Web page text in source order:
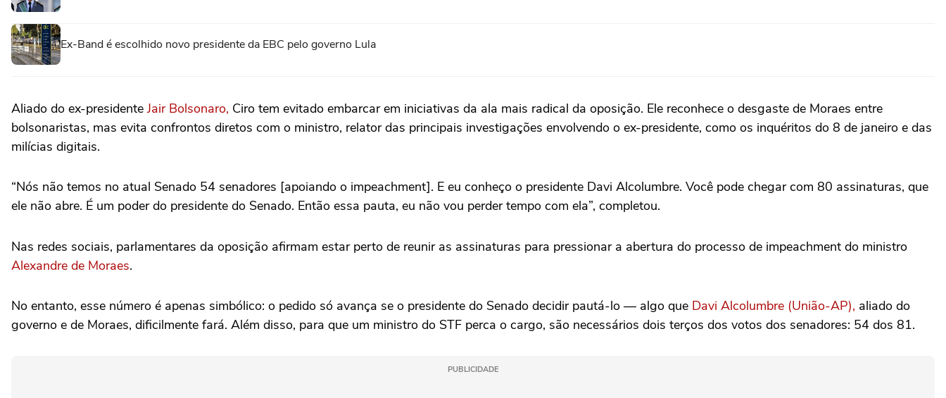
Ex-Band é escolhido novo presidente da EBC pelo governo Lula
Aliado do ex-presidente Jair Bolsonaro, Ciro tem evitado embarcar em iniciativas da ala mais radical da oposição. Ele reconhece o desgaste de Moraes entre
bolsonaristas, mas evita confrontos diretos com o ministro, relator das principais investigações envolvendo o ex-presidente, como os inquéritos do 8 de janeiro e das
milícias digitais.
“Nós não temos no atual Senado 54 senadores [apoiando o impeachment]. E eu conheço o presidente Davi Alcolumbre. Você pode chegar com 80 assinaturas, que
ele não abre. É um poder do presidente do Senado. Então essa pauta, eu não vou perder tempo com ela”, completou.
Nas redes sociais, parlamentares da oposição afirmam estar perto de reunir as assinaturas para pressionar a abertura do processo de impeachment do ministro
Alexandre de Moraes.
No entanto, esse número é apenas simbólico: o pedido só avança se o presidente do Senado decidir pautá-lo — algo que Davi Alcolumbre (União-AP), aliado do
governo e de Moraes, dificilmente fará. Além disso, para que um ministro do STF perca o cargo, são necessários dois terços dos votos dos senadores: 54 dos 81.
PUBLICIDADE